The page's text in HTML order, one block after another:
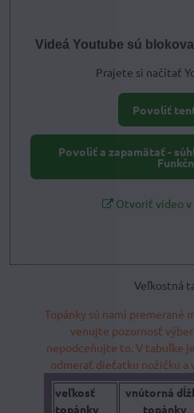
Videá Youtube sú
Prajete si načítať
Povoliť
Povoliť a zapamätať -
Otvoriť video v
Veľkostná
Topánky sú nami premerané
venujte pozornosť
nepodceňujte to. V tabuľke
odmerať dieťatku nožičku a
veľkosť
topánky
vnútorná
topánky